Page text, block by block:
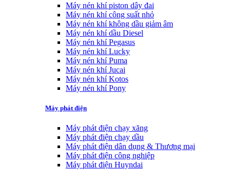
Máy nén khí piston dây đai
Máy nén khí công suất nhỏ
Máy nén khí không dầu giảm âm
Máy nén khí dầu Diesel
Máy nén khí Pegasus
Máy nén khí Lucky
Máy nén khí Puma
Máy nén khí Jucai
Máy nén khí Kotos
Máy nén khí Pony
Máy phát điện
Máy phát điện chạy xăng
Máy phát điện chạy dầu
Máy phát điện dân dụng & Thương mại
Máy phát điện công nghiệp
Máy phát điện Huyndai